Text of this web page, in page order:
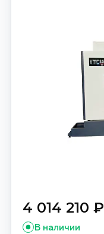
4 014 210 ₽
В наличии